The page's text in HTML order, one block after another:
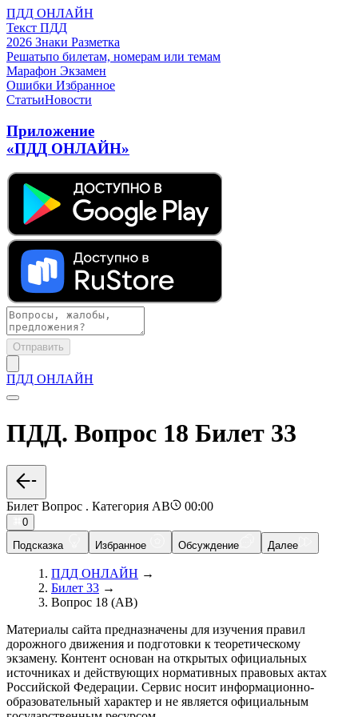
ПДД ОНЛАЙН
Текст ПДД
2026 Знаки Разметка
Решатьпо билетам, номерам или темам
Марафон Экзамен
Ошибки Избранное
СтатьиНовости
Приложение
«ПДД ОНЛАЙН»
Отправить
ПДД ОНЛАЙН
ПДД. Вопрос 18 Билет 33
Билет Вопрос . Категория AB 00:00
0
Подсказка
Избранное Обсуждение Далее
ПДД ОНЛАЙН →
Билет 33 →
Вопрос 18 (AB)
Материалы сайта предназначены для изучения правил
дорожного движения и подготовки к теоретическому
экзамену. Контент основан на открытых официальных
источниках и действующих нормативных правовых актах
Российской Федерации. Сервис носит информационно-
образовательный характер и не является официальным